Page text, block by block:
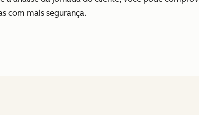
com mais segurança.